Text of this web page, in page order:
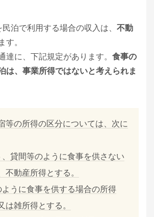
泊で利用する場合の収入は、 不動
す。
達に、下記規定があります。 食事の
は、事業所得ではないと考えられま
等の所得の区分については、次に
、貸間等のように食事を供さない
不動産所得とする。
ように食事を供する場合の所得
は雑所得とする。